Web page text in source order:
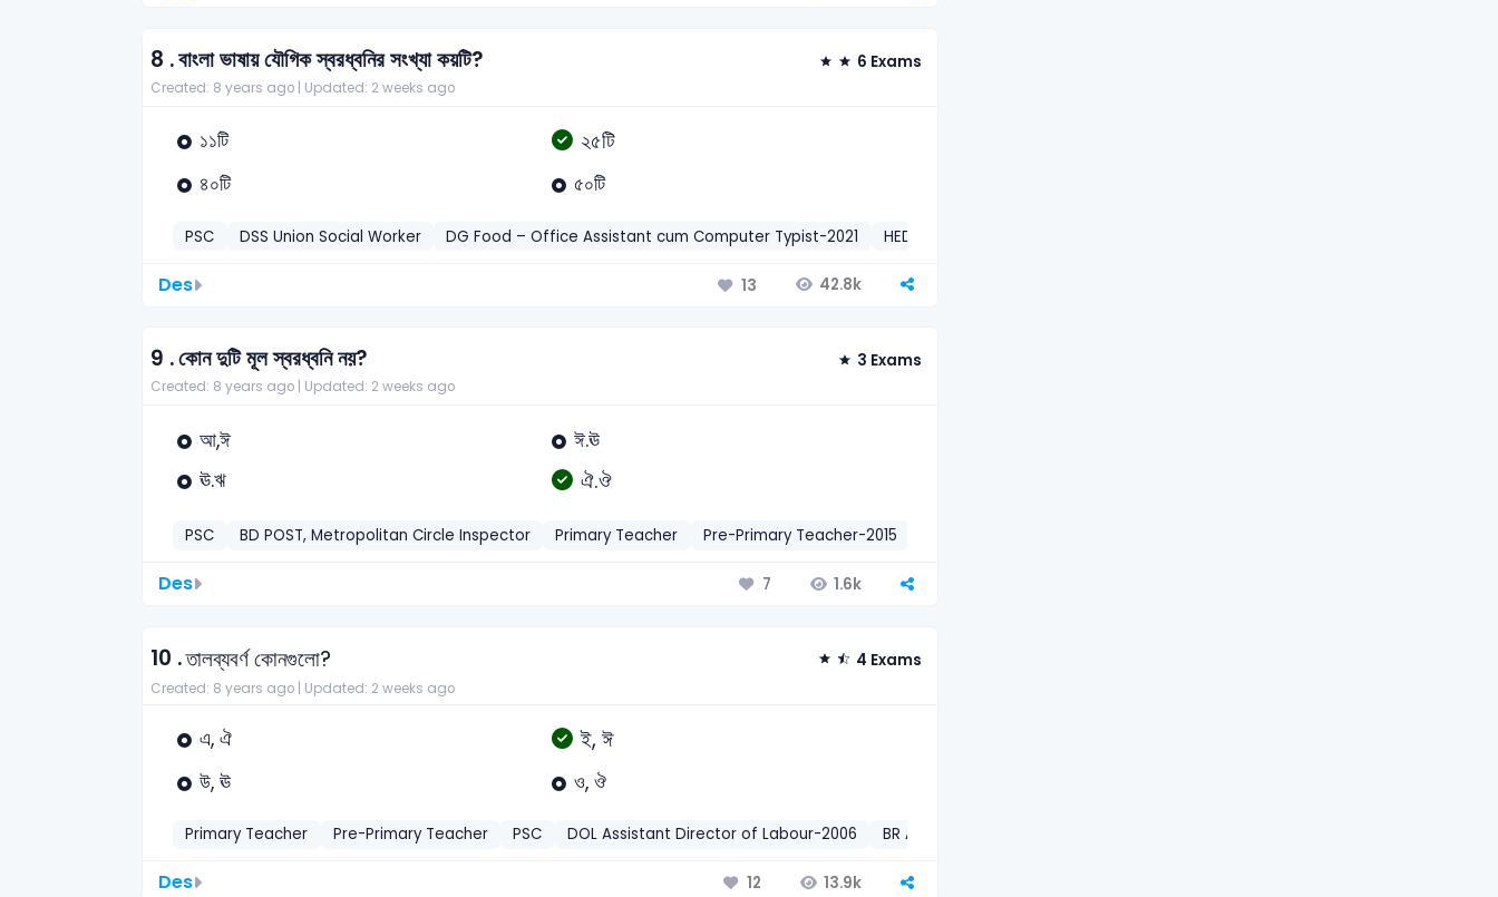
8 .বাংলা ভাষায় যৌগিক স্বরধ্বনির সংখ্যা কয়টি? 6 Exams
Created: 8 years ago | Updated: 2 weeks ago
১১টি ২৫টি
৪০টি ৫০টি
PSC DSS Union Social Worker DG Food – Office Assistant cum Computer Typist-2021 HED – Office Sohayok-2023
Des 13 42.8k
9 .কোন দুটি মূল স্বরধ্বনি নয়? 3 Exams
Created: 8 years ago | Updated: 2 weeks ago
আ,ঈ
ঈ.ঊ
ঊ.ঋ
ঐ.ঔ
PSC BD POST, Metropolitan Circle Inspector Primary Teacher Pre-Primary Teacher-2015
Des 7 1.6k
10 .তালব্যবর্ণ কোনগুলো? 4 Exams
Created: 8 years ago | Updated: 2 weeks ago
এ, ঐ ই, ঈ
উ, ঊ ও, ঔ
Primary Teacher Pre-Primary Teacher PSC DOL Assistant Director of Labour-2006 BR ASM-2022
Des 12 13.9k